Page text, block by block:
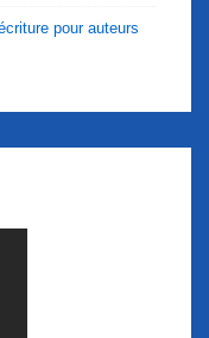
pour auteurs